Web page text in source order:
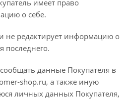
имеет право
о себе.
не редактирует информацию о
последнего.
данные Покупателя в
shop.ru, а также иную
личных данных Покупателя,